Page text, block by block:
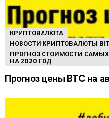
КРИПТОВАЛЮТА
НОВОСТИ КРИПТОВАЛЮТЫ
ПРОГНОЗ СТОИМОСТИ
НА 2020 ГОД
Прогноз цены BTC на